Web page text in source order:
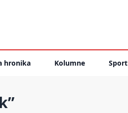
hronika Kolumne Sport